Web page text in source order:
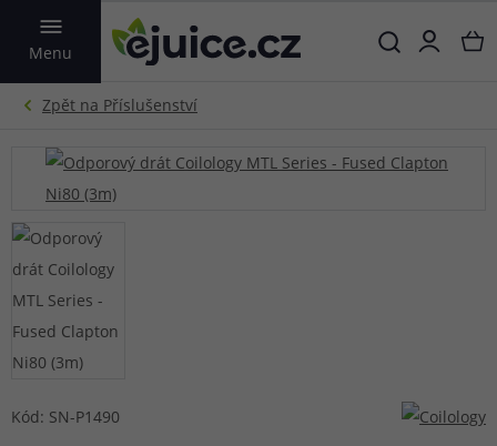
Menu
VYHLEDAT
Kód: SN-P1490